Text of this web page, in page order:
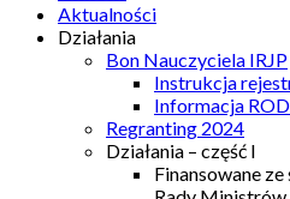
Aktualności
Działania
Bon Nauczyciela IRJP
Instrukcja
Informacja
Regranting 2024
Działania – część I
Finansowane